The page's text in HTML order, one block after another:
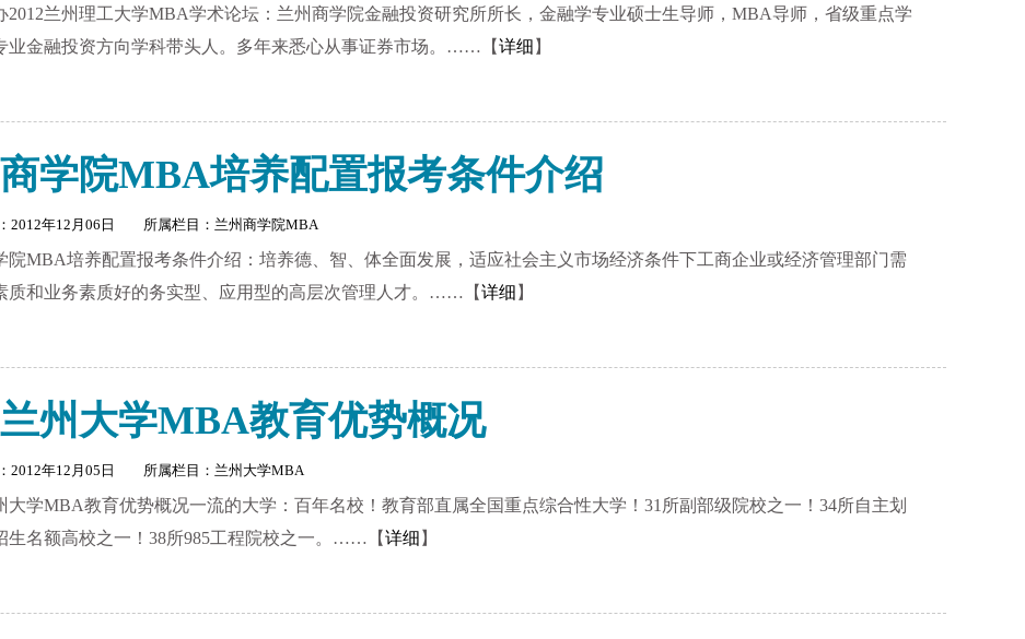
2012兰州理工大学MBA学术论坛：兰州商学院金融投资研究所所长，金融学专业硕士生导师，MBA导师，省级重点学
业金融投资方向学科带头人。多年来悉心从事证券市场。……【详细 】
学院MBA培养配置报考条件介绍
2012年12月06日 所属栏目： 兰州商学院MBA
院MBA培养配置报考条件介绍：培养德、智、体全面发展，适应社会主义市场经济条件下工商企业或经济管理部门需
质和业务素质好的务实型、应用型的高层次管理人才。……【详细 】
州大学MBA教育优势概况
2012年12月05日 所属栏目： 兰州大学MBA
大学MBA教育优势概况一流的大学：百年名校！教育部直属全国重点综合性大学！31所副部级院校之一！34所自主划
生名额高校之一！38所985工程院校之一。……【详细 】